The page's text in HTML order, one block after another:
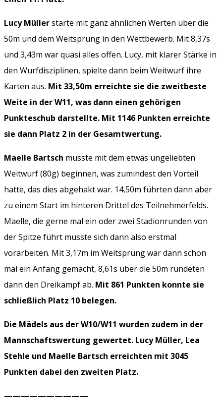
Lucy Müllerstarte mit ganz ähnlichen Werten über die
50m und dem Weitsprung in den Wettbewerb. Mit 8,37s
und 3,43m war quasi alles offen. Lucy, mit klarer Stärke in
den Wurfdisziplinen, spielte dann beim Weitwurf ihre
Karten aus. Mit 33,50m erreichte sie die zweitbeste
Weite in der W11, was dann einen gehörigen
Punkteschub darstellte. Mit 1146 Punkten erreichte
sie dann Platz 2 in der Gesamtwertung.
Maelle Bartsch musste mit dem etwas ungeliebten
Weitwurf (80g) beginnen, was zumindest den Vorteil
hatte, das dies abgehakt war. 14,50m führten dann aber
zu einem Start im hinteren Drittel des Teilnehmerfelds.
Maelle, die gerne mal ein oder zwei Stadionrunden von
der Spitze führt musste sich dann also erstmal
vorarbeiten. Mit 3,17m im Weitsprung war dann schon
mal ein Anfang gemacht, 8,61s über die 50m rundeten
dann den Dreikampf ab. Mit 861 Punkten konnte sie
schließlich Platz 10 belegen.
Die Mädels aus der W10/W11 wurden zudem in der
Mannschaftswertung gewertet. Lucy Müller, Lea
Stehle und Maelle Bartsch erreichten mit 3045
Punkten dabei den zweiten Platz.
——————————